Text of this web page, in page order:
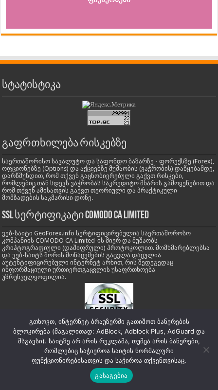
სტატისტიკა
გაფრთხილება რისკებზე
საერთაშორისო სავალუტო და საფონდო ბაზარზე - ფორექსზე (Forex),
ოფციონებზე (Options) და აქციებზე მუშაობის (ვაჭრობის) დაწყებამდე,
დარწმუნდით, რომ თქვენ გაცნობიერებული გაქვთ რისკები,
რომლებიც თან სდევს ვაჭრობას საკრედიტო მხარის გამოყენებით და
რომ თქვენ ამისათვის გაქვთ თეორიული და პრაქტიკული
მომზადების საკმარისი დონე.
SSL სერტიფიკატი COMODO CA LIMITED
ვებ-საიტი GeoForex.info სერტიფიცირებულია საერთაშოროსო
კომპანიის COMODO CA Limited-ის მიერ და მუშაობს
კრიპტოგრაფიული (დაშიფრული) პროტოკოლით. მომხმარებლებსა
და ვებ-საიტს შორის მონაცემების გაცვლა დაცულია
აუტენტიფიცირებული ინტერნეტ არხით, რის შედეგედაც
ინფორმაციული ურთიერთგაცვლის უსაფრთხოება
უზრუნველყოფილია.
საიტის რუკა:Site Map Full|Site Map Posts|Site Map Pages|
Categoryes
გთხოვთ, ინტერნეტ ბრაუზერში გათიშოთ ბანერების
ბლოკირება (მაგალითად: AdBlock, Adblock Plus, AdGuard და
მსგავსი). საიტზე არ არის რეკლამა, თუმცა არის ბანერები,
რომლებიც საჭიეროა საიტის ნორმალური
ფუნქციონირებისათვის და საჭიროა თქვენთვისაც.
გასაგებია